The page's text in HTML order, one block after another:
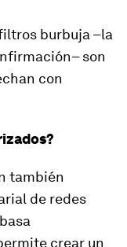
burbuja –la
son
con
también
de redes
crear un